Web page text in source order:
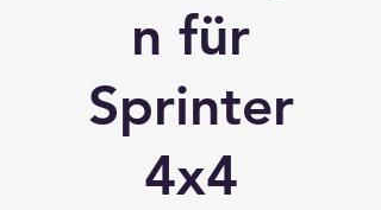
n für
Sprinter
4x4